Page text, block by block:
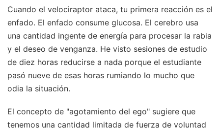
Cuando el velociraptor ataca, tu primera reacción es el
enfado. El enfado consume glucosa. El cerebro usa
una cantidad ingente de energía para procesar la rabia
y el deseo de venganza. He visto sesiones de estudio
de diez horas reducirse a nada porque el estudiante
pasó nueve de esas horas rumiando lo mucho que
odia la situación.
El concepto de "agotamiento del ego" sugiere que
tenemos una cantidad limitada de fuerza de voluntad